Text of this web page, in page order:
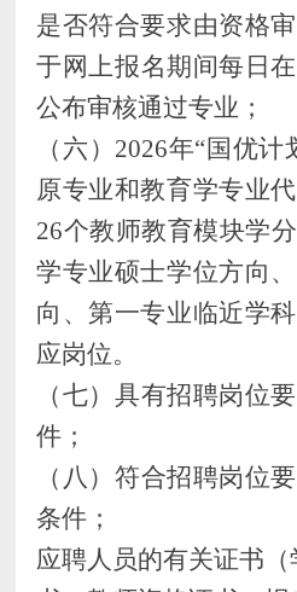
是否符合要求由资格
于 网上报名期间每日在
公布审核通过专业 ；
（六） 2026年“国优计
原专业和教育学专业
26个教师教育模块学
学专业硕士学位方向
向、第一专业临近学
应岗位。
（七）具有招聘岗位
件；
（八） 符合招聘岗位
条件 ；
应聘人员的有关证书